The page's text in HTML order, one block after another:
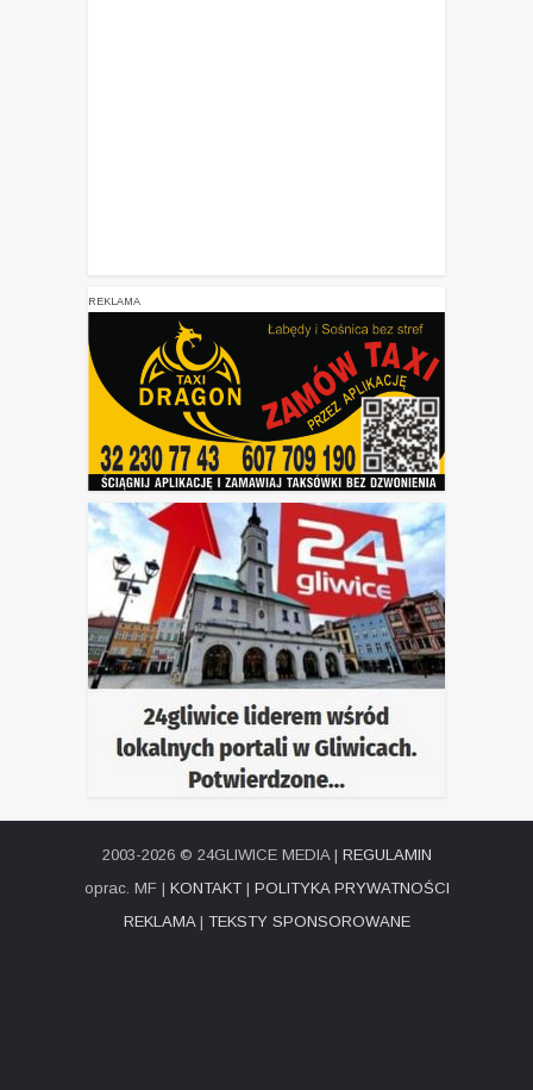
REKLAMA
2003-2026 © 24GLIWICE MEDIA | REGULAMIN
oprac. MF | KONTAKT| POLITYKA PRYWATNOŚCI
REKLAMA| TEKSTY SPONSOROWANE